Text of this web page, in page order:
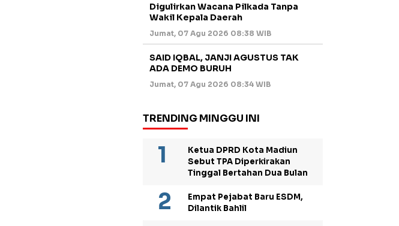
Digulirkan Wacana Pilkada Tanpa
Wakil Kepala Daerah
Jumat, 07 Agu 2026 08:38 WIB
SAID IQBAL, JANJI AGUSTUS TAK
ADA DEMO BURUH
Jumat, 07 Agu 2026 08:34 WIB
TRENDING MINGGU INI
Ketua DPRD Kota Madiun
Sebut TPA Diperkirakan
Tinggal Bertahan Dua Bulan
Empat Pejabat Baru ESDM,
Dilantik Bahlil